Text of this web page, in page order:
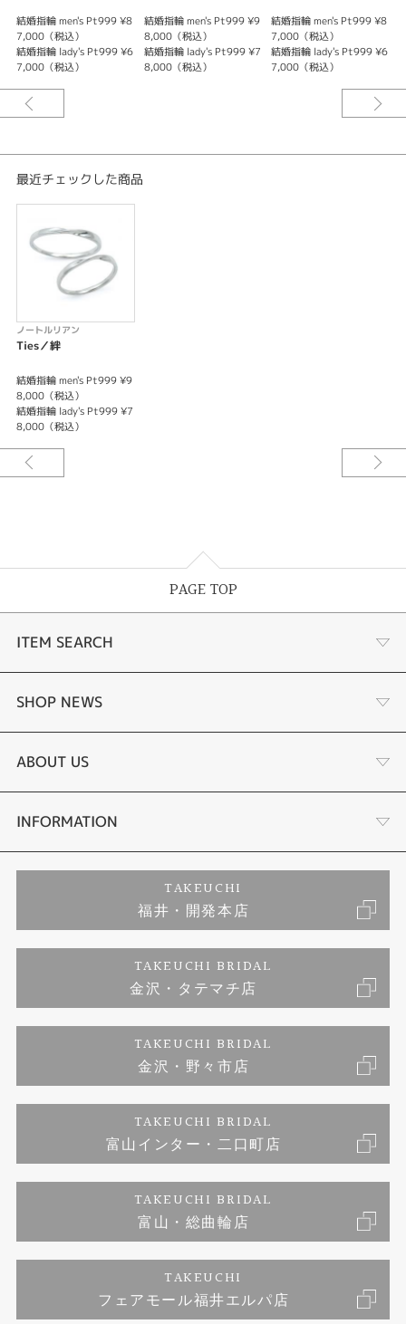
紹介文
まるでリボンのような地金を中央で絞ったデザイン。
シンプルでありより立体感あるデザインです。
たくさんの出会いの中で巡り合えた奇跡。
＊選ばれる素材、サイズによって料金が異なります。
結婚指輪 men's Pt999 ¥8
7,000（税込）
結婚指輪 lady's Pt999 ¥6
7,000（税込）
結婚指輪 men's Pt999 ¥9
8,000（税込）
結婚指輪 lady's Pt999 ¥7
8,000（税込）
結婚指輪 men's Pt999 ¥8
7,000（税込）
結婚指輪 lady's Pt999 ¥6
7,000（税込）
最近チェックした商品
ノートルリアン
Ties／絆
結婚指輪 men's Pt999 ¥9
8,000（税込）
結婚指輪 lady's Pt999 ¥7
8,000（税込）
PAGE TOP
ITEM SEARCH
婚約指輪
結婚指輪
セットリング
婚約ネックレス
エタニティリング
SHOP NEWS
タケウチのこだわり
プロポーズサポート
ブランドリスト
ジュエリーリフォーム
福井指輪工房｜手作りペアリング
福井指輪工房｜手作り結婚指輪 and 婚約指輪
福井指輪工房｜手作り婚約指輪 プロポーズプラン
ABOUT US
会社概要
お客様の声
INFORMATION
プライバシーポリシー
TAKEUCHI
福井・開発本店
TAKEUCHI BRIDAL
金沢・タテマチ店
TAKEUCHI BRIDAL
金沢・野々市店
TAKEUCHI BRIDAL
富山インター・二口町店
TAKEUCHI BRIDAL
富山・総曲輪店
TAKEUCHI
フェアモール福井エルパ店